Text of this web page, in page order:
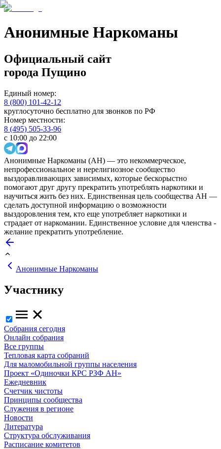
Анонимные Наркоманы
Официальный сайт
города Пущино
Единый номер:
8 (800) 101-42-12
круглосуточно бесплатно для звонков по РФ
Номер местности:
8 (495) 505-33-96
с 10:00 до 22:00
Анонимные Наркоманы (АН) — это некоммерческое,
непрофессиональное и нерелигиозное сообщество
выздоравливающих зависимых, которые бескорыстно
помогают друг другу прекратить употреблять наркотики и
научиться жить без них. Единственная цель сообщества АН —
сделать доступной информацию о возможности
выздоровления тем, кто еще употребляет наркотики и
страдает от наркомании. Единственное условие для членства -
желание прекратить употребление.
Анонимные Наркоманы
Участнику
Собрания сегодня
Онлайн собрания
Все группы
Тепловая карта собраний
Для маломобильной группы населения
Проект «Одиночки КРС РЗФ АН»
Ежедневник
Счетчик чистоты
Принципы сообщества
Служения в регионе
Новости
Литература
Структура обслуживания
Расписание комитетов